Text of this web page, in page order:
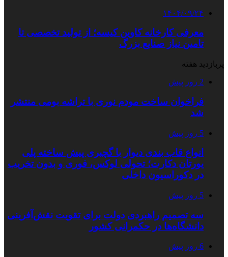
۱۴۰۴/۰۹/۲۴
معرفی کارخانه کاوین کیسه؛ از تولید تخصصی تا
تامین نیاز صنایع بزرگ
پربازدید هفته
2 روز پیش
فراخوان ساخت مودم نوری با تراشه بومی منتشر
شد
5 روز پیش
انواع قاب بندی دیوار با گچبری پیش ساخته پلی
یورتان دکارت؛ تحولی لوکس، فوری و بدون تخریب
در دکوراسیون داخلی
5 روز پیش
سه تصمیم راهبردی دولت برای تقویت نقش‌آفرینی
دانشگاه‌ها در حکمرانی کشور
6 روز پیش